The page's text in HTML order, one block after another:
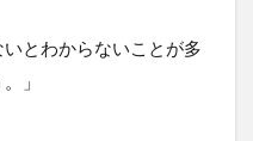
いとわからないことが多
」